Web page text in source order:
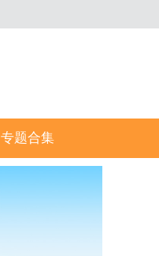
专题合集